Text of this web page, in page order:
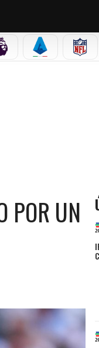
PREMIER LEAGUE
SERIE A NFL
POR UN